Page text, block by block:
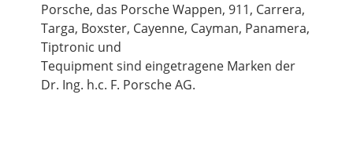
Porsche, das Porsche Wappen, 911, Carrera,
Targa, Boxster, Cayenne, Cayman, Panamera,
Tiptronic und
Tequipment sind eingetragene Marken der
Dr. Ing. h.c. F. Porsche AG.